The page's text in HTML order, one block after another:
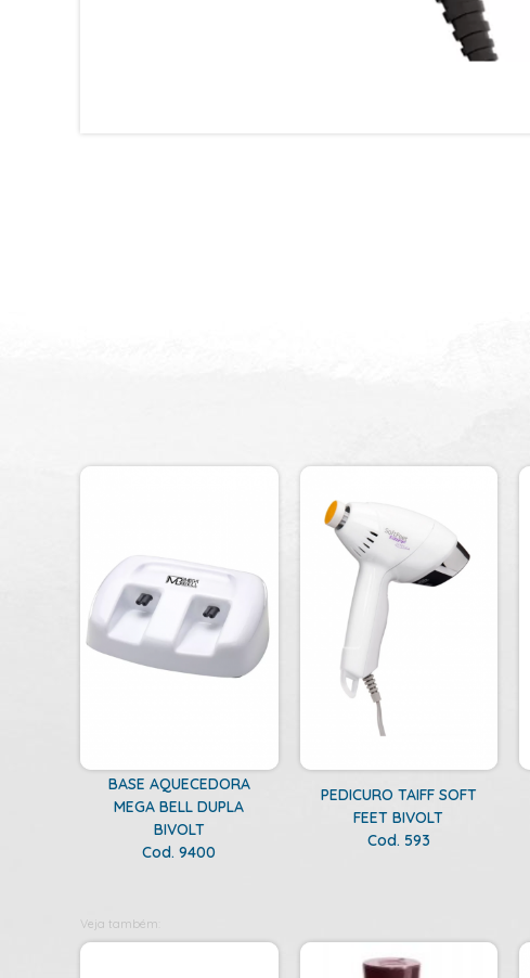
BASE AQUECEDORA
MEGA BELL DUPLA
BIVOLT
Cod. 9400
PEDICURO TAIFF SOFT
FEET BIVOLT
Cod. 593
Veja também: